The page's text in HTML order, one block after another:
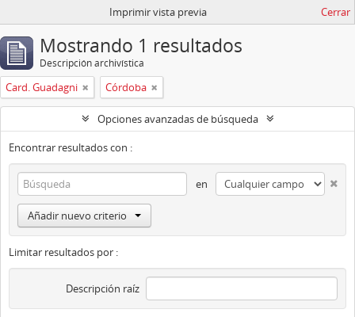
Imprimir vista previa Cerrar
Mostrando 1 resultados
Descripción archivística
Card. Guadagni Córdoba
Opciones avanzadas de búsqueda
Encontrar resultados con :
en
Añadir nuevo criterio
Limitar resultados por :
Descripción raíz